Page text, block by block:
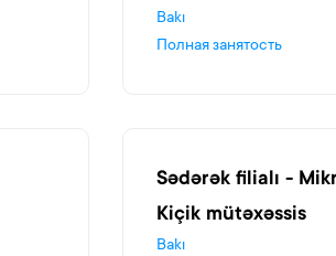
Bakı
Полная занятость
Sədərək filialı -
Kiçik mütəxəssis
Bakı